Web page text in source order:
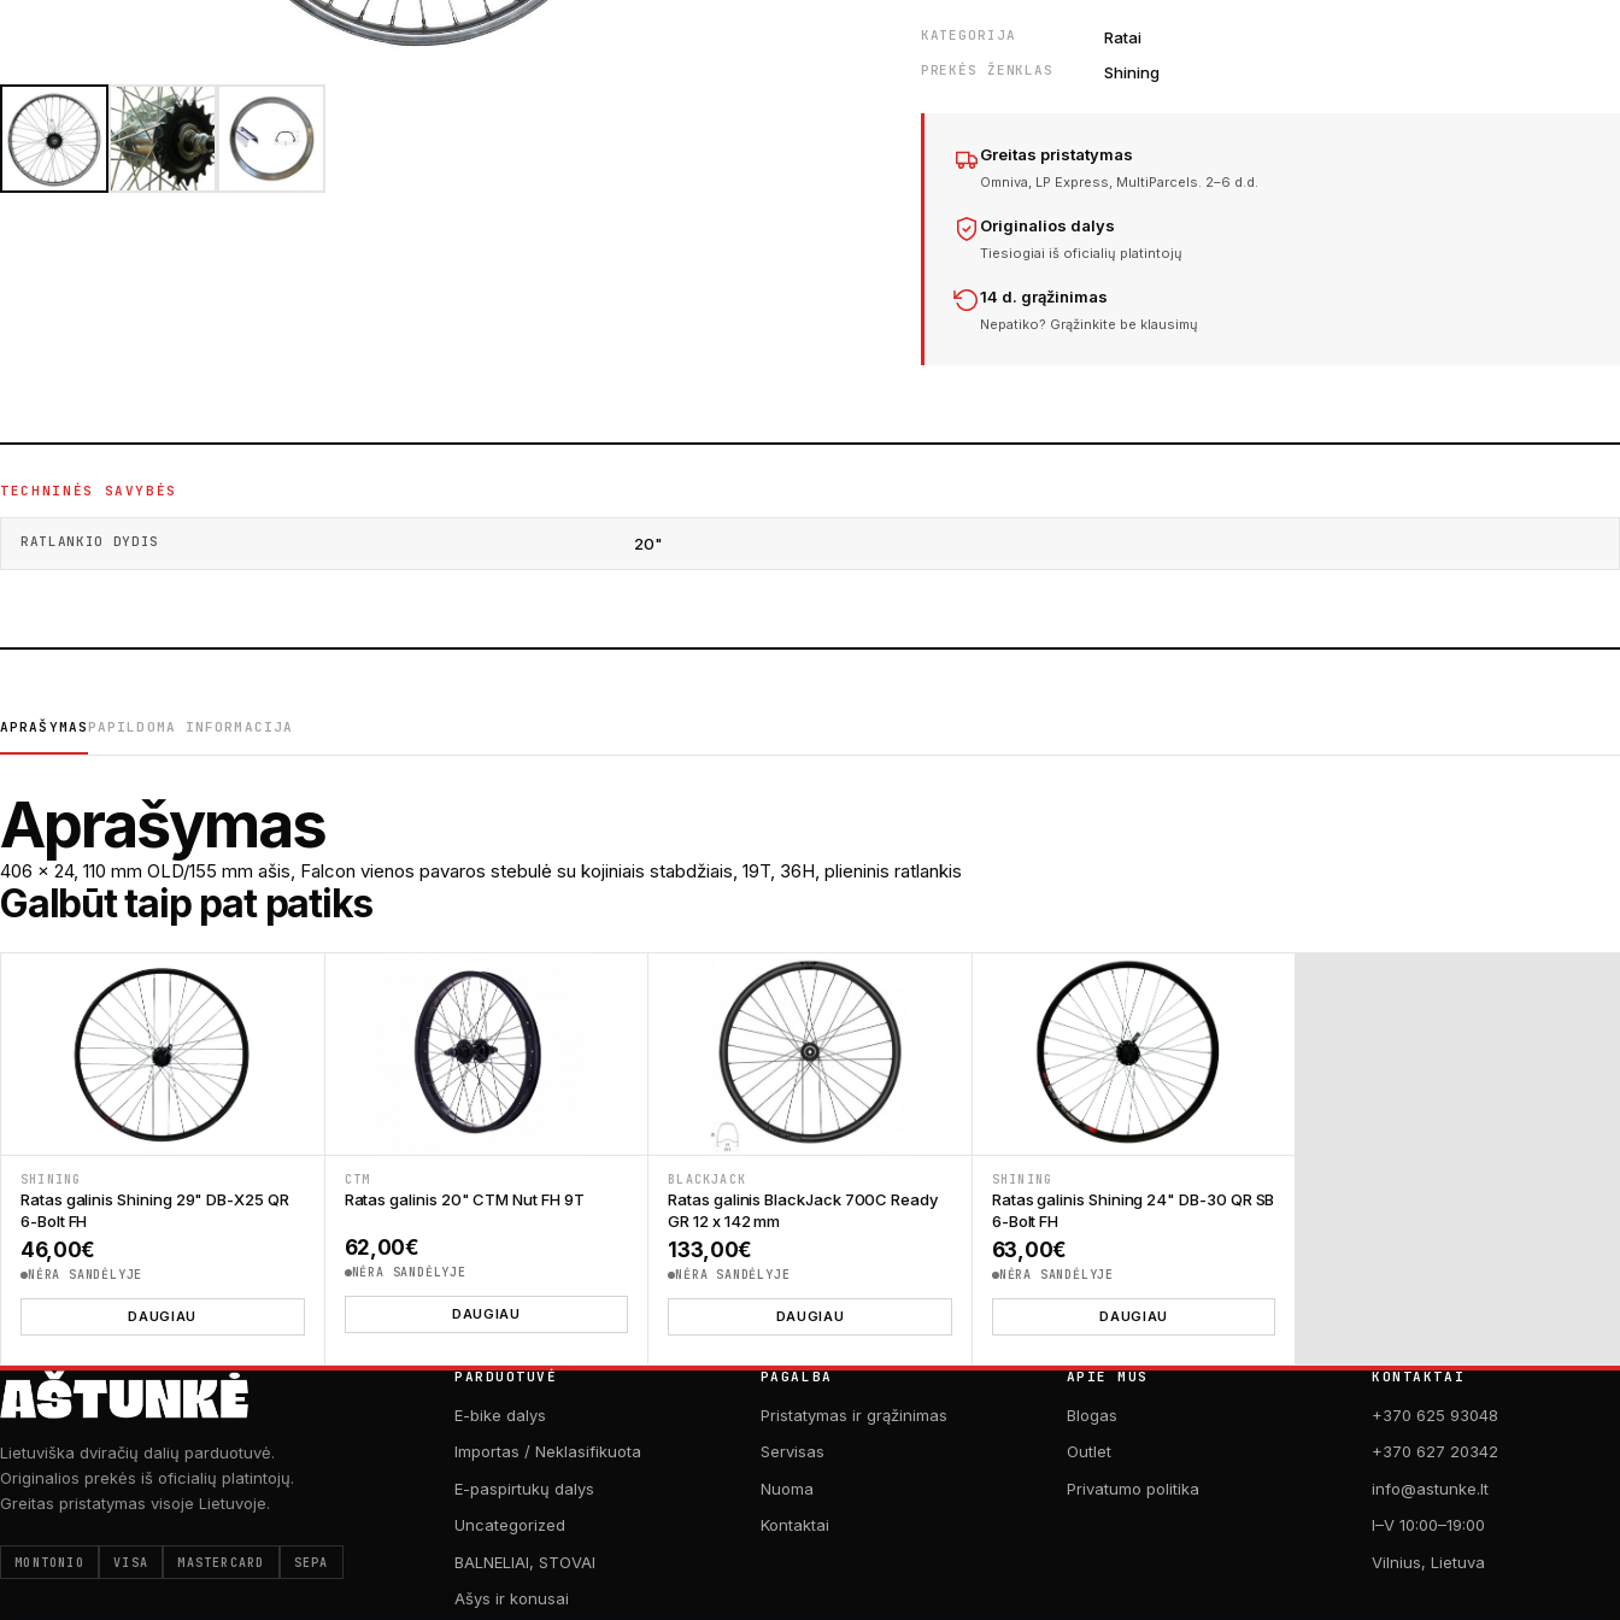
KATEGORIJA Ratai
PREKĖS ŽENKLAS Shining
Greitas pristatymas
Omniva, LP Express, MultiParcels. 2–6 d.d.
Originalios dalys
Tiesiogiai iš oficialių platintojų
14 d. grąžinimas
Nepatiko? Grąžinkite be klausimų
TECHNINĖS SAVYBĖS
RATLANKIO DYDIS 20"
APRAŠYMAS PAPILDOMA INFORMACIJA
Aprašymas
406 x 24, 110 mm OLD/155 mm ašis, Falcon vienos pavaros stebulė su kojiniais stabdžiais, 19T, 36H, plieninis ratlankis
Galbūt taip pat patiks
SHINING
Ratas galinis Shining 29" DB-X25 QR
6-Bolt FH
46,00€
NĖRA SANDĖLYJE
DAUGIAU
CTM
Ratas galinis 20" CTM Nut FH 9T
62,00€
NĖRA SANDĖLYJE
DAUGIAU
BLACKJACK
Ratas galinis BlackJack 700C Ready
GR 12 x 142 mm
133,00€
NĖRA SANDĖLYJE
DAUGIAU
SHINING
Ratas galinis Shining 24" DB-30 QR SB
6-Bolt FH
63,00€
NĖRA SANDĖLYJE
DAUGIAU
Lietuviška dviračių dalių parduotuvė.
Originalios prekės iš oficialių platintojų.
Greitas pristatymas visoje Lietuvoje.
MONTONIO VISA MASTERCARD SEPA
PARDUOTUVĖ
E-bike dalys
Importas / Neklasifikuota
E-paspirtukų dalys
Uncategorized
BALNELIAI, STOVAI
Ašys ir konusai
PAGALBA
Pristatymas ir grąžinimas
Servisas
Nuoma
Kontaktai
APIE MUS
Blogas
Outlet
Privatumo politika
KONTAKTAI
+370 625 93048
+370 627 20342
info@astunke.lt
I–V 10:00–19:00
Vilnius, Lietuva